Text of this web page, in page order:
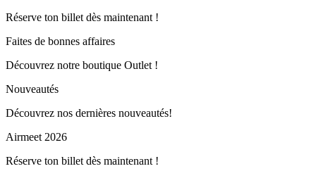
Réserve ton billet dès maintenant !
Faites de bonnes affaires
Découvrez notre boutique Outlet !
Nouveautés
Découvrez nos dernières nouveautés!
Airmeet 2026
Réserve ton billet dès maintenant !